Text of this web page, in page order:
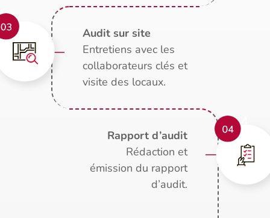
Audit sur site
Entretiens avec les
collaborateurs clés et
visite des locaux.
Rapport d’audit
Rédaction et
émission du rapport
d’audit.